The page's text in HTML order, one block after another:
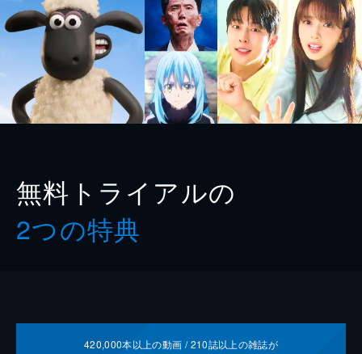
無料トライアルの
2つの特典
420,000本以上の動画 /210誌以上の雑誌が